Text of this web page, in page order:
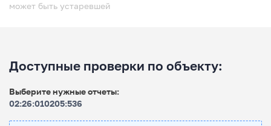
может быть устаревшей
Доступные проверки по объекту:
Выберите нужные отчеты:
02:26:010205:536